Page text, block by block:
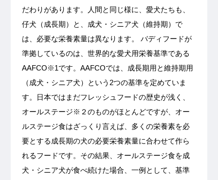
だわりがあります。人間と同じ様に、愛犬たちも、
仔犬（成長期）と、成犬・シニア犬（維持期）で
は、必要な栄養素量は異なります。 バディフードが
準拠しているのは、世界的な愛犬用栄養基準である
AAFCO※1です。AAFCOでは、成長期用と維持期用
（成犬・シニア犬）という2つの基準を定めていま
す。日本ではまだフレッシュフードの歴史が浅く、
オールステージ※２のものがほとんどですが、オー
ルステージ食はざっくり言えば、多くの栄養素を必
要とする成長期の犬の必要栄養素量に合わせて作ら
れるフードです。その結果、オールステージ食を成
犬・シニア犬が食べ続けた場合、一例として、基準